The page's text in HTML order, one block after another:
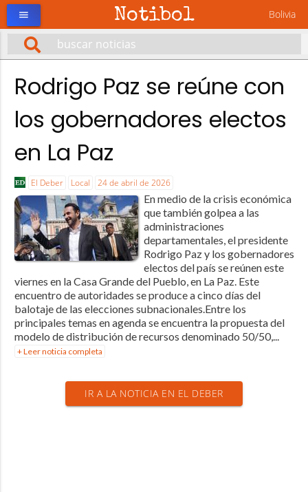
Notibol Bolivia
menu
Rodrigo Paz se reúne con
los gobernadores electos
en La Paz
El Deber Local 24 de abril de 2026
En medio de la crisis económica
que también golpea a las
administraciones
departamentales, el presidente
Rodrigo Paz y los gobernadores
electos del país se reúnen este
viernes en la Casa Grande del Pueblo, en La Paz. Este
encuentro de autoridades se produce a cinco días del
balotaje de las elecciones subnacionales.Entre los
principales temas en agenda se encuentra la propuesta del
modelo de distribución de recursos denominado 50/50,...
+ Leer noticia completa
IR A LA NOTICIA EN EL DEBER